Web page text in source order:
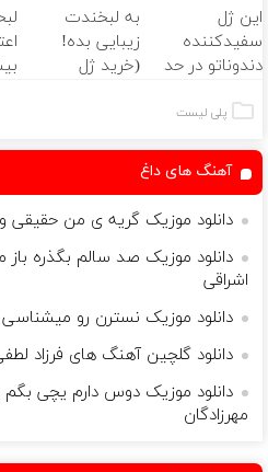
طاقت ندارم ی خار
اگه بری من میمونم شبو‌
اگه تو نباشی این
وقتی اولین بار
مامان پسرت جلوش ی
میدونم سره من خوشی
ببخش بچه بودم و
کننده خانگی
سفید کن
این ژل
سفیدکننده
دندوناتو در حد
میکنه
به لبخندت
زیبایی بده!
(خرید ژل
پلی لیست
آهنگ های داغ
دانلود موزیک گریه ی من
دانلود موزیک صد سالم بگذره باز
اشراقی
دانلود موزیک نسترن رو
دانلود گلچین آهنگ های فرزاد
دانلود موزیک دوس دارم یچی
مهرزادگان